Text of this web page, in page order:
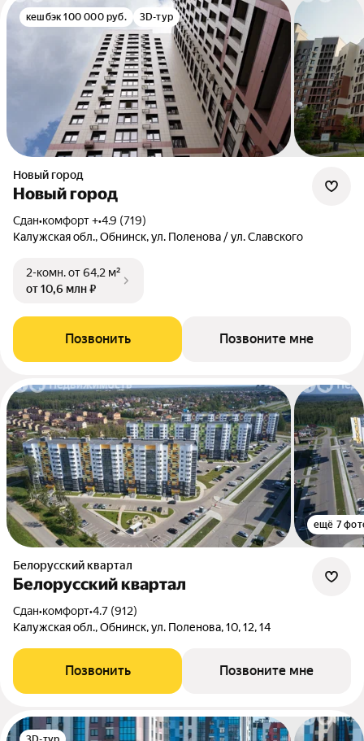
кешбэк 100 000 руб. 3D-тур
Новый город
Новый город
Сдан•комфорт +•4.9 (719)
Калужская обл., Обнинск, ул. Поленова / ул. Славского
2-комн.от 64,2 м²
от 10,6 млн ₽
Позвонить Позвоните мне
ещё 7
Белорусский квартал
Белорусский квартал
Сдан•комфорт•4.7 (912)
Калужская обл., Обнинск, ул. Поленова, 10, 12, 14
Позвонить Позвоните мне